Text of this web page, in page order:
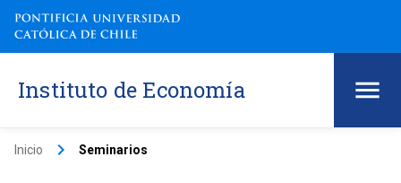
Instituto de Economía
Inicio keyboard_arrow_right Seminarios